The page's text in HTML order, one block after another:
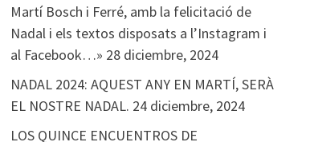
Martí Bosch i Ferré, amb la felicitació de
Nadal i els textos disposats a l’Instagram i
al Facebook…» 28 diciembre, 2024
NADAL 2024: AQUEST ANY EN MARTÍ, SERÀ
EL NOSTRE NADAL. 24 diciembre, 2024
LOS QUINCE ENCUENTROS DE